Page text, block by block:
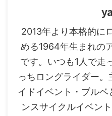
2013年より本格的に
める1964年生まれの
です。いつも1人で走
っちロングライダー
イドイベント・ブル
ンスサイクルイベン